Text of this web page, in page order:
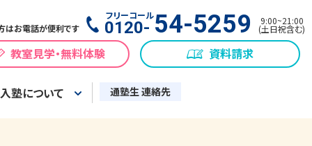
はお電話が便利です
フリーコール
0120- 54-5259 9:00~21:00
(土日祝含む)
教室見学・無料体験 資料請求
入塾について 通塾生 連絡先